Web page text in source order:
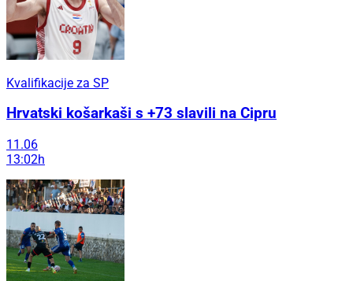
Kvalifikacije za SP
Hrvatski košarkaši s +73 slavili na Cipru
11.06
13:02h